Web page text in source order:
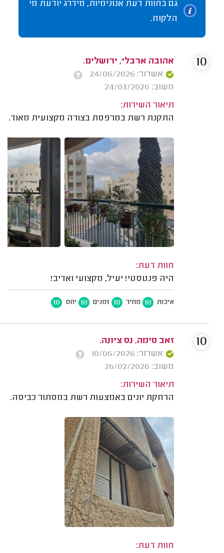
גם בחוות דעת אנונימיות, מידרג יודעת מי
הלקוח.
אהובה ארבלי, ירושלים.
אשרור: 24/06/2026
משוב: 24/03/2026
תיאור השירות:
התקנת רשת במרפסת בצורה מקצועית מאוד.
חוות דעת:
היה פנטסטי! יעיל, מקצועי ואדיב!
איכות 10 מחיר 10 זמנים 10 יחס 10
10
זאב סימה, נס ציונה.
אשרור: 10/06/2026
משוב: 26/02/2026
תיאור השירות:
הרחקת יונים באמצעות רשת במסתור כביסה.
חוות דעת:
10